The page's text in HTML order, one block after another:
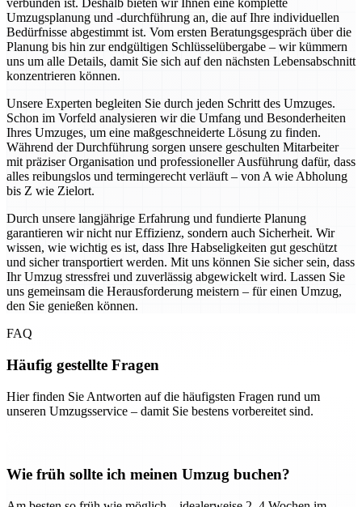
verbunden ist. Deshalb bieten wir Ihnen eine komplette
Umzugsplanung und -durchführung an, die auf Ihre individuellen
Bedürfnisse abgestimmt ist. Vom ersten Beratungsgespräch über die
Planung bis hin zur endgültigen Schlüsselübergabe – wir kümmern
uns um alle Details, damit Sie sich auf den nächsten Lebensabschnitt
konzentrieren können.
Unsere Experten begleiten Sie durch jeden Schritt des Umzuges.
Schon im Vorfeld analysieren wir die Umfang und Besonderheiten
Ihres Umzuges, um eine maßgeschneiderte Lösung zu finden.
Während der Durchführung sorgen unsere geschulten Mitarbeiter
mit präziser Organisation und professioneller Ausführung dafür, dass
alles reibungslos und termingerecht verläuft – von A wie Abholung
bis Z wie Zielort.
Durch unsere langjährige Erfahrung und fundierte Planung
garantieren wir nicht nur Effizienz, sondern auch Sicherheit. Wir
wissen, wie wichtig es ist, dass Ihre Habseligkeiten gut geschützt
und sicher transportiert werden. Mit uns können Sie sicher sein, dass
Ihr Umzug stressfrei und zuverlässig abgewickelt wird. Lassen Sie
uns gemeinsam die Herausforderung meistern – für einen Umzug,
den Sie genießen können.
FAQ
Häufig gestellte Fragen
Hier finden Sie Antworten auf die häufigsten Fragen rund um
unseren Umzugsservice – damit Sie bestens vorbereitet sind.
Wie früh sollte ich meinen Umzug buchen?